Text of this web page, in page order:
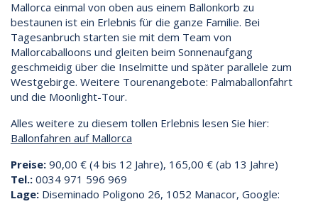
Mallorca einmal von oben aus einem Ballonkorb zu
bestaunen ist ein Erlebnis für die ganze Familie. Bei
Tagesanbruch starten sie mit dem Team von
Mallorcaballoons und gleiten beim Sonnenaufgang
geschmeidig über die Inselmitte und später parallele zum
Westgebirge. Weitere Tourenangebote: Palmaballonfahrt
und die Moonlight-Tour.
Alles weitere zu diesem tollen Erlebnis lesen Sie hier:
Ballonfahren auf Mallorca
Preise: 90,00 € (4 bis 12 Jahre), 165,00 € (ab 13 Jahre)
Tel.: 0034 971 596 969
Lage: Diseminado Poligono 26, 1052 Manacor, Google: